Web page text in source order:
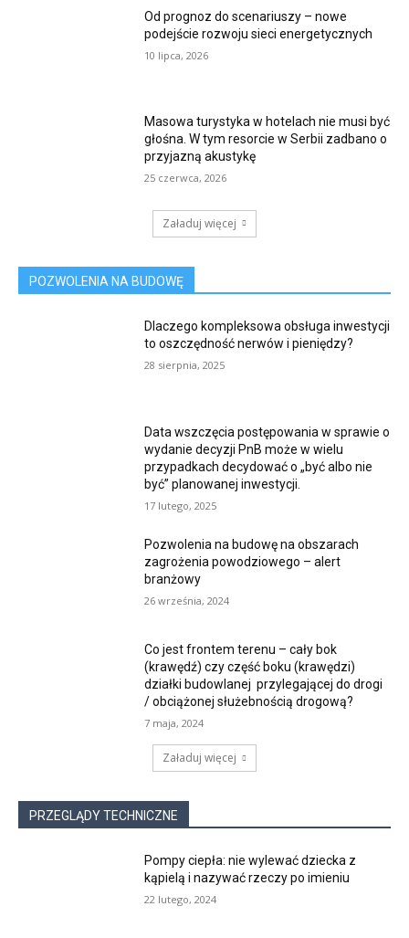
Od prognoz do scenariuszy – nowe
podejście rozwoju sieci energetycznych
10 lipca, 2026
Masowa turystyka w hotelach nie musi być
głośna. W tym resorcie w Serbii zadbano o
przyjazną akustykę
25 czerwca, 2026
Załaduj więcej
POZWOLENIA NA BUDOWĘ
Dlaczego kompleksowa obsługa inwestycji
to oszczędność nerwów i pieniędzy?
28 sierpnia, 2025
Data wszczęcia postępowania w sprawie o
wydanie decyzji PnB może w wielu
przypadkach decydować o „być albo nie
być” planowanej inwestycji.
17 lutego, 2025
Pozwolenia na budowę na obszarach
zagrożenia powodziowego – alert
branżowy
26 września, 2024
Co jest frontem terenu – cały bok
(krawędź) czy część boku (krawędzi)
działki budowlanej przylegającej do drogi
/ obciążonej służebnością drogową?
7 maja, 2024
Załaduj więcej
PRZEGLĄDY TECHNICZNE
Pompy ciepła: nie wylewać dziecka z
kąpielą i nazywać rzeczy po imieniu
22 lutego, 2024